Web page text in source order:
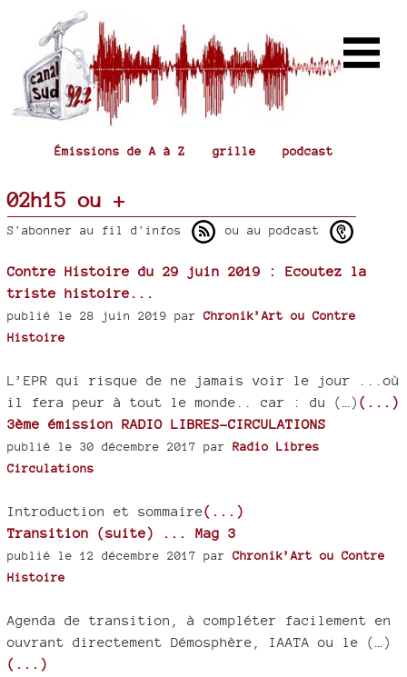
Émissions de A à Z grille podcast
02h15 ou +
S'abonner au fil d'infos ou au podcast
Contre Histoire du 29 juin 2019 : Ecoutez la
triste histoire...
publié le 28 juin 2019 parChronik’Art ou Contre
Histoire
L’EPR qui risque de ne jamais voir le jour ...où
il fera peur à tout le monde.. car : du (…) (...)
3ème émission RADIO LIBRES-CIRCULATIONS
publié le 30 décembre 2017 par Radio Libres
Circulations
Introduction et sommaire(...)
Transition (suite) ... Mag 3
publié le 12 décembre 2017 parChronik’Art ou Contre
Histoire
Agenda de transition, à compléter facilement en
ouvrant directement Démosphère, IAATA ou le (…)
(...)